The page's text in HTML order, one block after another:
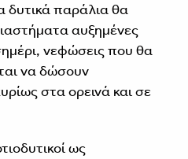
δυτικά παράλια θα
αυξημένες
νεφώσεις που θα
να δώσουν
στα ορεινά και σε
ως